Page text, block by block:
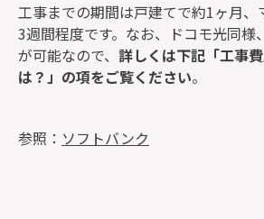
工事までの期間は戸建てで約1ヶ月、
3週間程度です。なお、ドコモ光同様
が可能なので、 詳しくは下記「工事
は？」の項をご覧ください。
参照： ソフトバンク